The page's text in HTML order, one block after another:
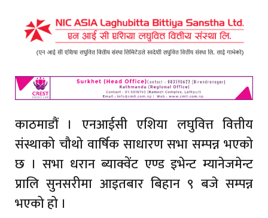
काठमाडौं । एनआईसी एशिया लघुवित्त वित्तीय
संस्थाको चौथो वार्षिक साधारण सभा सम्पन्न भएको
छ । सभा धरान ब्याक्वेंट एण्ड इभेन्ट म्यानेजमेन्ट
प्रालि सुनसरीमा आइतबार बिहान ९ बजे सम्पन्न
भएको हो ।